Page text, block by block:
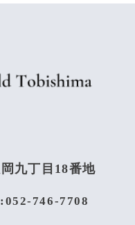
九丁目18番地
746-7708